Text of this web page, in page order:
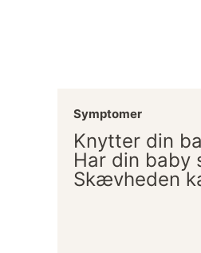
Symptomer
Knytter din
Har din
Skævheden